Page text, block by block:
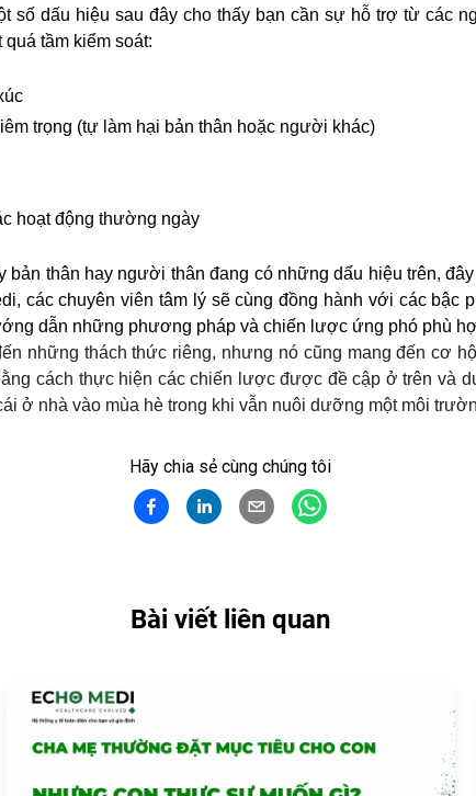
số dấu hiệu sau đây cho thấy bạn cần sự hỗ trợ từ các
tầm kiểm soát:
trọng (tự làm hại bản thân hoặc người khác)
hoạt động thường ngày
bản thân hay người thân đang có những dấu hiệu trên,
các chuyên viên tâm lý sẽ cùng đồng hành với các bậc
dẫn những phương pháp và chiến lược ứng phó phù
những thách thức riêng, nhưng nó cũng mang đến cơ
cách thực hiện các chiến lược được đề cập ở trên và
ở nhà vào mùa hè trong khi vẫn nuôi dưỡng một môi
Hãy chia sẻ cùng chúng tôi
Bài viết liên quan